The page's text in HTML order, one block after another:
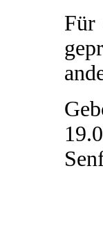
Für